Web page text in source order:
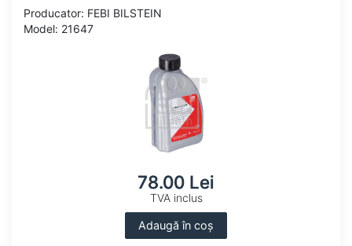
Producator: FEBI BILSTEIN
Model: 21647
78.00 Lei
TVA inclus
Adaugă în coș